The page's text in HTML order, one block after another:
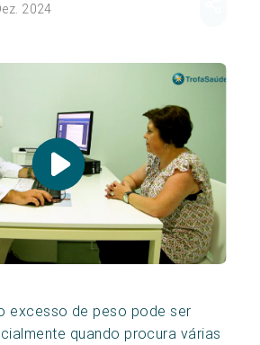
2024
excesso de peso pode ser
quando procura várias